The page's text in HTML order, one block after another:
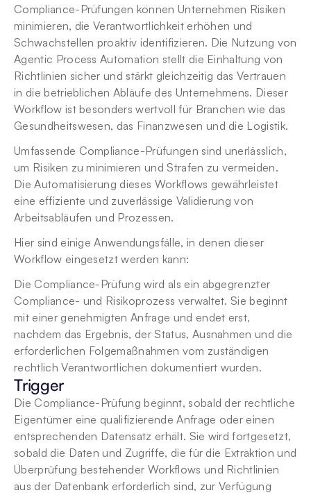
Compliance-Prüfungen können Unternehmen Risiken
minimieren, die Verantwortlichkeit erhöhen und
Schwachstellen proaktiv identifizieren. Die Nutzung von
Agentic Process Automation stellt die Einhaltung von
Richtlinien sicher und stärkt gleichzeitig das Vertrauen
in die betrieblichen Abläufe des Unternehmens. Dieser
Workflow ist besonders wertvoll für Branchen wie das
Gesundheitswesen, das Finanzwesen und die Logistik.
Umfassende Compliance-Prüfungen sind unerlässlich,
um Risiken zu minimieren und Strafen zu vermeiden.
Die Automatisierung dieses Workflows gewährleistet
eine effiziente und zuverlässige Validierung von
Arbeitsabläufen und Prozessen.
Hier sind einige Anwendungsfälle, in denen dieser
Workflow eingesetzt werden kann:
Die Compliance-Prüfung wird als ein abgegrenzter
Compliance- und Risikoprozess verwaltet. Sie beginnt
mit einer genehmigten Anfrage und endet erst,
nachdem das Ergebnis, der Status, Ausnahmen und die
erforderlichen Folgemaßnahmen vom zuständigen
rechtlich Verantwortlichen dokumentiert wurden.
Trigger
Die Compliance-Prüfung beginnt, sobald der rechtliche
Eigentümer eine qualifizierende Anfrage oder einen
entsprechenden Datensatz erhält. Sie wird fortgesetzt,
sobald die Daten und Zugriffe, die für die Extraktion und
Überprüfung bestehender Workflows und Richtlinien
aus der Datenbank erforderlich sind, zur Verfügung